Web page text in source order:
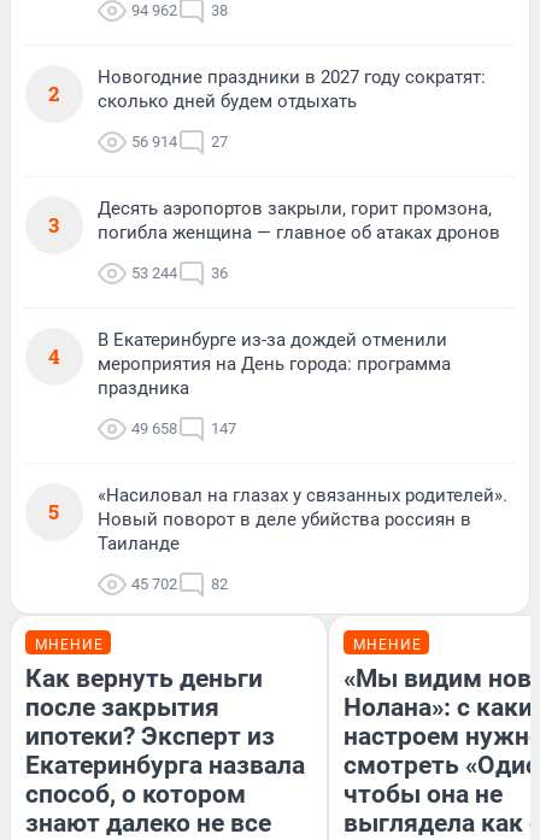
94 962 38
2
Новогодние праздники в 2027 году сократят:
сколько дней будем отдыхать
56 914 27
3
Десять аэропортов закрыли, горит промзона,
погибла женщина — главное об атаках дронов
53 244 36
4
В Екатеринбурге из-за дождей отменили
мероприятия на День города: программа
праздника
49 658 147
5
«Насиловал на глазах у связанных родителей».
Новый поворот в деле убийства россиян в
Таиланде
45 702 82
МНЕНИЕ
Как вернуть деньги
после закрытия
ипотеки? Эксперт из
Екатеринбурга назвала
способ, о котором
знают далеко не все
МНЕНИЕ
«Мы видим
Нолана»: с
настроем
смотреть
чтобы она не
выглядела как